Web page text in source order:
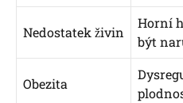
Nedostatek živin
Horní
být
Obezita